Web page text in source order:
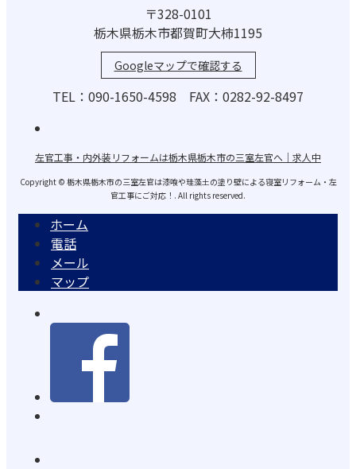
〒328-0101
栃木県栃木市都賀町大柿1195
Googleマップで確認する
TEL：090-1650-4598 FAX：0282-92-8497
左官工事・内外装リフォームは栃木県栃木市の三室左官へ｜求人中
Copyright © 栃木県栃木市の三室左官は漆喰や珪藻土の塗り壁による寝室リフォーム・左
官工事にご対応！. All rights reserved.
ホーム
電話
メール
マップ